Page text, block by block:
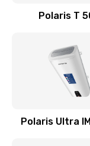
Polaris T
Polaris Ultra